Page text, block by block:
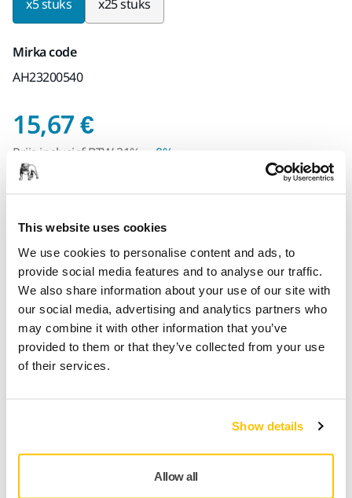
This website uses cookies
We use cookies to personalise content and ads, to
provide social media features and to analyse our traffic.
We also share information about your use of our site with
our social media, advertising and analytics partners who
may combine it with other information that you’ve
provided to them or that they’ve collected from your use
of their services.
Show details
Allow all
x5 stuks x25 stuks
Mirka code
AH23200540
15,67 €Prijs inclusief BTW
Prijs inclusiefBTW21%
0%
Dit product is tijdelijk niet op voorraad in de online
Levering in België
Geen verzendkosten bij bestellingen vanaf €50,- incl.
btw
Veilige betaling
Track & Trace